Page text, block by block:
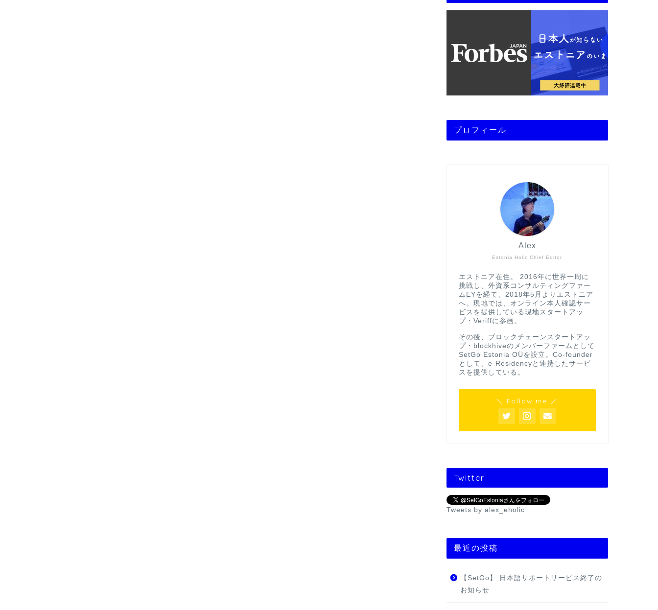
プロフィール
Estonia Holic Chief Editor
Alex
エストニア在住。 2016年に世界一周に
挑戦し、外資系コンサルティングファー
ムEYを経て、2018年5月よりエストニア
へ。現地では、オンライン本人確認サー
ビスを提供している現地スタートアッ
プ・Veriffに参画。
その後、ブロックチェーンスタートアッ
プ・blockhiveのメンバーファームとして
SetGo Estonia OÜを設立。Co-founder
として、e-Residencyと連携したサービ
スを提供している。
＼ Follow me ／
Twitter
Tweets by alex_eholic
最近の投稿
【SetGo】 日本語サポートサービス終了の
お知らせ